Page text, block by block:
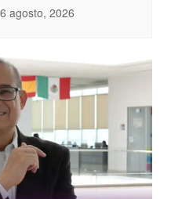
6 agosto, 2026